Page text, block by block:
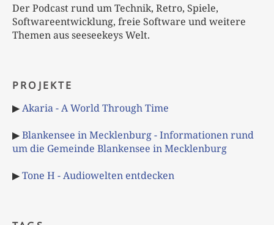
Der Podcast rund um Technik, Retro, Spiele,
Softwareentwicklung, freie Software und weitere
Themen aus seeseekeys Welt.
PROJEKTE
▶Akaria - A World Through Time
▶Blankensee in Mecklenburg - Informationen rund
um die Gemeinde Blankensee in Mecklenburg
▶Tone H - Audiowelten entdecken